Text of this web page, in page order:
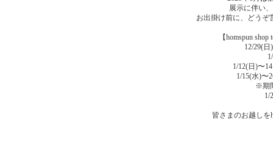
展示に伴い
お出掛け前に、どうぞ
【homspun
12/29(
1/12(日)〜
1/15(水)〜
※期
1/
皆さまのお越しを